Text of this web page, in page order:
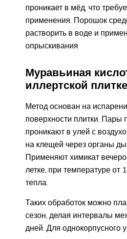
проникает в мёд, что
применения. Порошок
растворить в воде и
опрыскивания
Муравьиная
иллертской плитке
Метод основан на
поверхности плитки. Пары
проникают в улей с
на клещей через органы
Применяют химикат
летке, при температуре от
тепла.
Таких обработок можно
сезон, делая интервалы
дней. Для однокорпусного